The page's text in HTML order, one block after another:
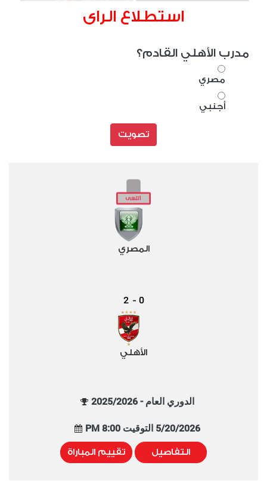
استطلاع الراى
مدرب الأهلي القادم؟
مصري
أجنبي
تصويت
المصري
0
-
2
الأهلي
الدوري العام - 2025/2026
5/20/2026 التوقيت 8:00 PM
التفاصيل تقييم المباراة